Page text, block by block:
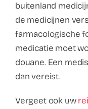
buitenland
de medicijnen
farmacologische
medicatie moet
douane. Een
dan vereist.
Vergeet ook uw